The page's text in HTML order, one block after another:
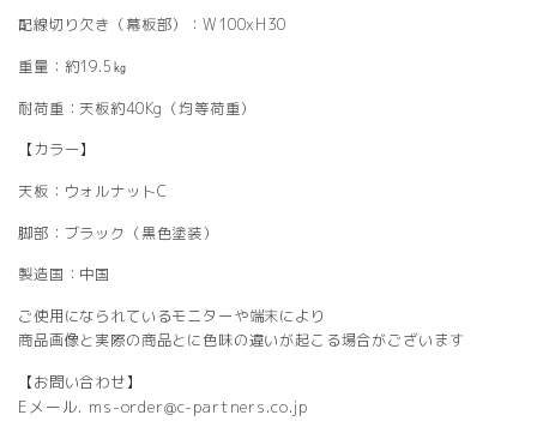
配線切り欠き（幕板部）：W100xH30
重量：約19.5㎏
耐荷重：天板約40Kg（均等荷重）
【カラー】
天板：ウォルナットC
脚部：ブラック（黒色塗装）
製造国：中国
ご使用になられているモニターや端末により
商品画像と実際の商品とに色味の違いが起こる場合がございます
【お問い合わせ】
Eメール. ms-order@c-partners.co.jp